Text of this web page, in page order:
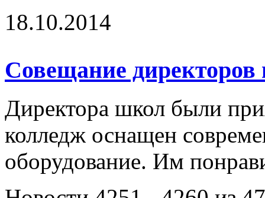
18.10.2014
Совещание
Директора школ были
колледж оснащен
оборудование. Им